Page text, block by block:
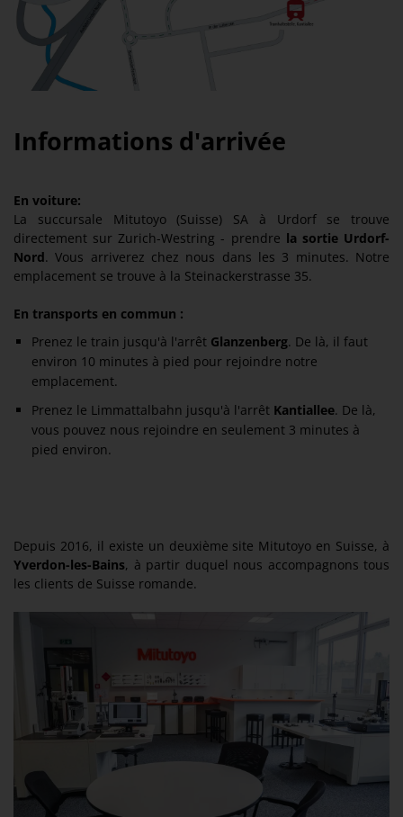
Informations d'arrivée
En voiture:
La succursale Mitutoyo (Suisse) SA à Urdorf se trouve
directement sur Zurich-Westring - prendre la sortie Urdorf-
Nord. Vous arriverez chez nous dans les 3 minutes. Notre
emplacement se trouve à la Steinackerstrasse 35.
En transports en commun :
Prenez le train jusqu'à l'arrêt Glanzenberg. De là, il faut
environ 10 minutes à pied pour rejoindre notre
emplacement.
Prenez le Limmattalbahn jusqu'à l'arrêt Kantiallee. De là,
vous pouvez nous rejoindre en seulement 3 minutes à
pied environ.
Depuis 2016, il existe un deuxième site Mitutoyo en Suisse, à
Yverdon-les-Bains, à partir duquel nous accompagnons tous
les clients de Suisse romande.